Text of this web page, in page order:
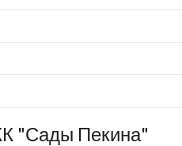
"Сады Пекина"